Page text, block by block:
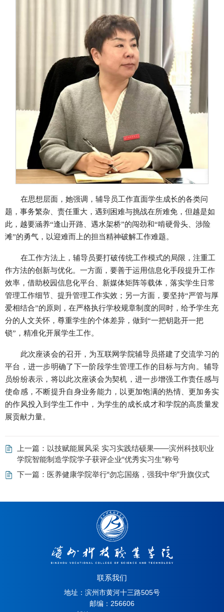
在思想层面，她强调，辅导员工作直面学生成长的各类问
题，事务繁杂、责任重大，遇到困难与挑战在所难免，但越是如
此，越要涵养“逢山开路、遇水架桥”的闯劲和“啃硬骨头、涉险
滩”的勇气，以迎难而上的担当精神破解工作难题。
在工作方法上，辅导员要打破传统工作模式的局限，注重工
作方法的创新与优化。一方面，要善于运用信息化手段提升工作
效率，借助校园信息化平台、新媒体矩阵等载体，落实学生日常
管理工作细节、提升管理工作实效；另一方面，要坚持“严管与厚
爱相结合”的原则，在严格执行学校规章制度的同时，给予学生充
分的人文关怀，尊重学生的个体差异，做到“一把钥匙开一把
锁”，精准化开展学生工作。
此次座谈会的召开，为互联网学院辅导员搭建了交流学习的
平台，进一步明确了下一阶段学生管理工作的目标与方向。辅导
员纷纷表示，将以此次座谈会为契机，进一步增强工作责任感与
使命感，不断提升自身业务能力，以更加饱满的热情、更加务实
的作风投入到学生工作中，为学生的成长成才和学院的高质量发
展贡献力量。
上一篇： 以技赋能展风采 实习实践结硕果——滨州科技职业
学院智能制造学院学子获评企业“优秀实习生”称号
下一篇： 医养健康学院举行“勿忘国殇，强我中华”升旗仪式
联系我们
地址：滨州市黄河十三路505号
邮编：256606